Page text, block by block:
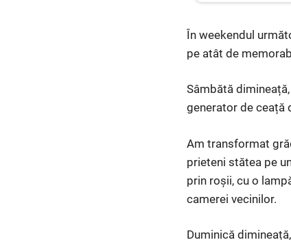
În weekendul
pe atât de
Sâmbătă
generator de ceață
Am transformat
prieteni stătea pe
prin roșii, cu o
camerei vecinilor.
Duminică